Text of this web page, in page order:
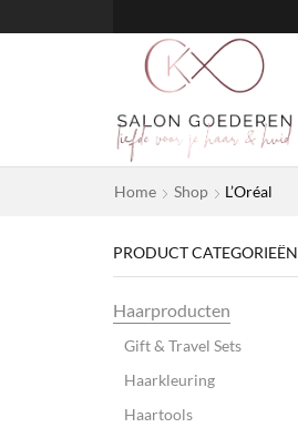
Home Shop L’Oréal
PRODUCT CATEGORIEËN
Haarproducten
Gift & Travel Sets
Haarkleuring
Haartools